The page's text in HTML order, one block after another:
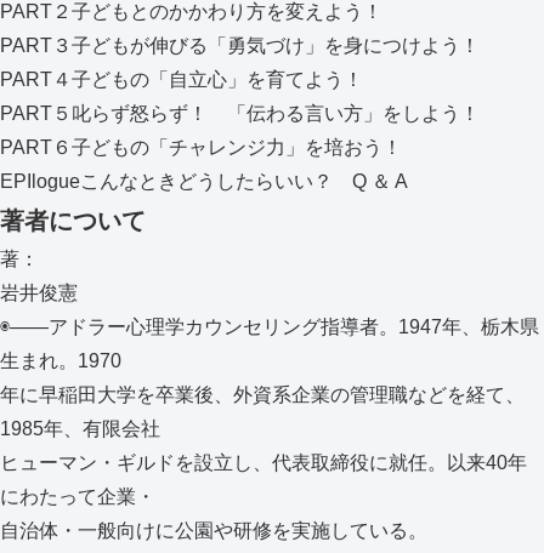
PART２子どもとのかかわり方を変えよう！
PART３子どもが伸びる「勇気づけ」を身につけよう！
PART４子どもの「自立心」を育てよう！
PART５叱らず怒らず！ 「伝わる言い方」をしよう！
PART６子どもの「チャレンジ力」を培おう！
EPIlogueこんなときどうしたらいい？ Q ＆ A
著者について
著：
岩井俊憲
◉――アドラー心理学カウンセリング指導者。1947年、栃木県
生まれ。1970
年に早稲田大学を卒業後、外資系企業の管理職などを経て、
1985年、有限会社
ヒューマン・ギルドを設立し、代表取締役に就任。以来40年
にわたって企業・
自治体・一般向けに公園や研修を実施している。